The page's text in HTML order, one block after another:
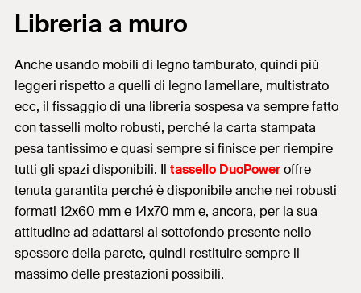
Libreria a muro
Anche usando mobili di legno tamburato, quindi più
leggeri rispetto a quelli di legno lamellare, multistrato
ecc, il fissaggio di una libreria sospesa va sempre fatto
con tasselli molto robusti, perché la carta stampata
pesa tantissimo e quasi sempre si finisce per riempire
tutti gli spazi disponibili. Il tassello DuoPoweroffre
tenuta garantita perché è disponibile anche nei robusti
formati 12x60 mm e 14x70 mm e, ancora, per la sua
attitudine ad adattarsi al sottofondo presente nello
spessore della parete, quindi restituire sempre il
massimo delle prestazioni possibili.